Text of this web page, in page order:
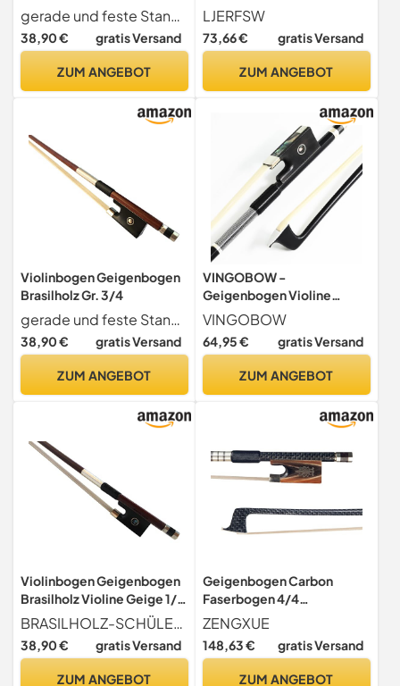
gerade und feste Stange, ausgesuchtes Brasilholz
38,90 € gratis Versand
ZUM ANGEBOT
Leistung LED4/4 Größe
Musical Instrument Zubehör
LJERFSW
73,66 € gratis Versand
ZUM ANGEBOT
Violinbogen Geigenbogen
Brasilholz Gr. 3/4
gerade und feste Stange
38,90 € gratis Versand
ZUM ANGEBOT
VINGOBOW -
Geigenbogen Violine
Geigen bogen Aus
Carbonfaser Carbon Bow
guteAnsprache
VINGOBOW
64,95 € gratis Versand
ZUM ANGEBOT
Violinbogen Geigenbogen
Brasilholz Violine Geige 1/2
– Schülerbogen, stabil,
sauber verarbeitet
BRASILHOLZ-SCHÜLERBOGEN Feste, gerade Stange zuverlässig für Violinen in Größe 1 2, ideal für Kinder
38,90 € gratis Versand
ZUM ANGEBOT
Geigenbogen Carbon
Faserbogen 4/4
Geigenbogen Silber Seide
Geflochtene
Kohlefaserbogen Mit
ZENGXUE
148,63 € gratis Versand
ZUM ANGEBOT